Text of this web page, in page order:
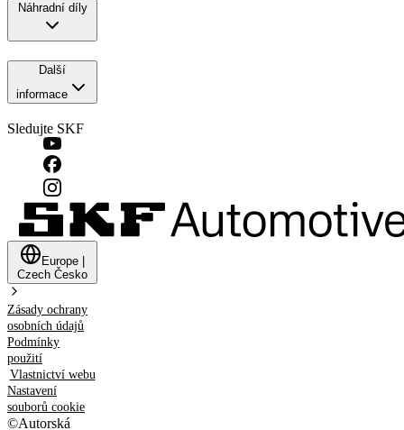
Náhradní díly
Další
informace
Sledujte SKF
Europe
Czech Česko
Zásady ochrany
osobních údajů
Podmínky
použití
Vlastnictví webu
Nastavení
souborů cookie
©Autorská